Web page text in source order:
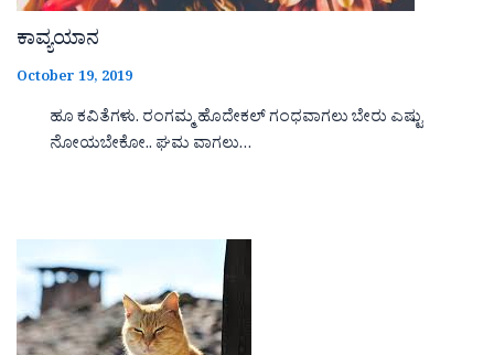
ಕಾವ್ಯಯಾನ
October 19, 2019
ಹೂ ಕವಿತೆಗಳು. ರಂಗಮ್ಮ ಹೊದೇಕಲ್ ಗಂಧವಾಗಲು ಬೇರು ಎಷ್ಟು
ನೋಯಬೇಕೋ.. ಘಮ ವಾಗಲು…